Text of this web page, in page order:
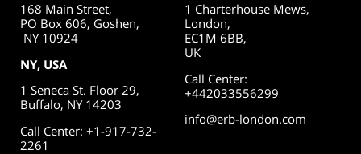
1 Charterhouse Mews,
London,
EC1M 6BB,
UK
Call Center:
+442033556299
info@erb-london.com
168 Main Street,
PO Box 606, Goshen,
NY 10924
NY, USA
1 Seneca St. Floor 29,
Buffalo, NY 14203
Call Center: +1-917-732-
2261